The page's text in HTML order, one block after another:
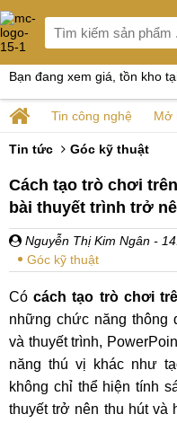
Bạn đang xem giá, tồn kho
Tin công nghệ Mở
Tin tức Góc kỹ thuật
Cách tạo trò chơi
bài thuyết trình trở
Nguyễn Thị Kim Ngân -
Góc kỹ thuật
Cócách tạo trò chơi
những chức năng thông
và thuyết trình,
năng thú vị khác như
không chỉ thể hiện tính
thuyết trở nên thu hút và